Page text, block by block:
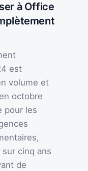
à Office
est
volume et
octobre
pour les
cinq ans
de